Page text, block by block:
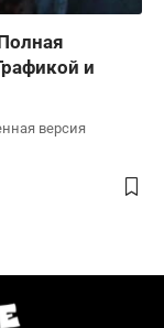
и
версия